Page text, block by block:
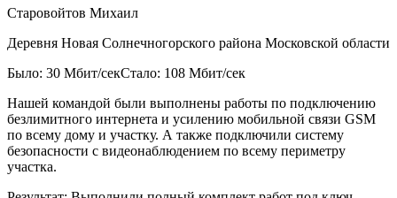
Старовойтов Михаил
Деревня Новая Солнечногорского района Московской области
Было: 30 Мбит/секСтало: 108 Мбит/сек
Нашей командой были выполнены работы по подключению
безлимитного интернета и усилению мобильной связи GSM
по всему дому и участку. А также подключили систему
безопасности с видеонаблюдением по всему периметру
участка.